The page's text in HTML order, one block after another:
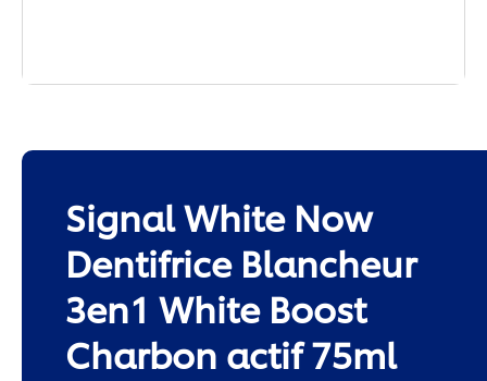
Signal White Now
Dentifrice Blancheur
3en1 White Boost
Charbon actif 75ml